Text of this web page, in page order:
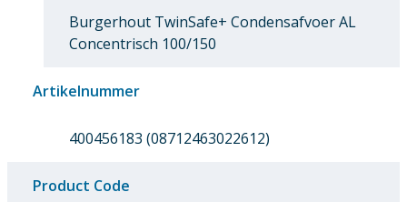
Burgerhout TwinSafe+ Condensafvoer AL
Concentrisch 100/150
Artikelnummer
400456183 (08712463022612)
Product Code